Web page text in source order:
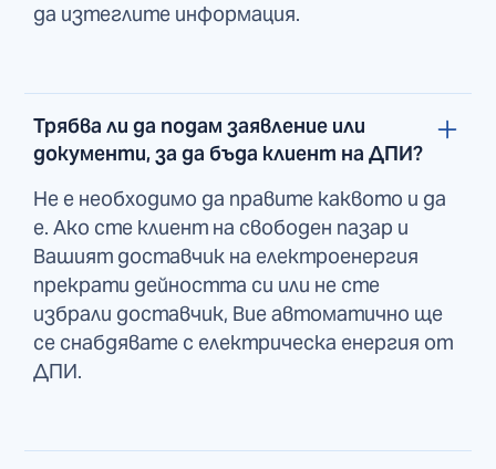
да изтеглите информация.
Трябва ли да подам заявление или
документи, за да бъда клиент на ДПИ?
Не е необходимо да правите каквото и да
е. Ако сте клиент на свободен пазар и
Вашият доставчик на електроенергия
прекрати дейността си или не сте
избрали доставчик, Вие автоматично ще
се снабдявате с електрическа енергия от
ДПИ.